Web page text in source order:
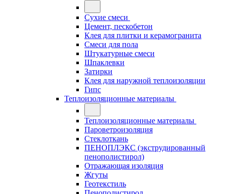
Сухие смеси
Цемент, пескобетон
Клея для плитки и керамогранита
Смеси для пола
Штукатурные смеси
Шпаклевки
Затирки
Клея для наружной теплоизоляции
Гипс
Теплоизоляционные материалы
Теплоизоляционные материалы
Пароветроизоляция
Стеклоткань
ПЕНОПЛЭКС (экструдированный
пенополистирол)
Отражающая изоляция
Жгуты
Геотекстиль